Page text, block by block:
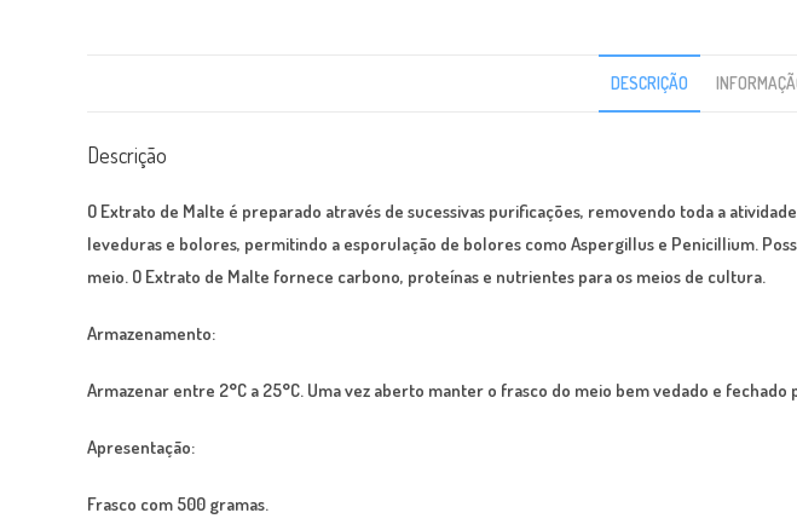
DESCRIÇÃO
Descrição
O Extrato de Malte é preparado através de sucessivas purificações, removendo toda a
leveduras e bolores, permitindo a esporulação de bolores como Aspergillus e Penicillium.
meio. O Extrato de Malte fornece carbono, proteínas e nutrientes para os meios de cultura.
Armazenamento:
Armazenar entre 2°C a 25°C. Uma vez aberto manter o frasco do meio bem vedado e fechado
Apresentação:
Frasco com 500 gramas.